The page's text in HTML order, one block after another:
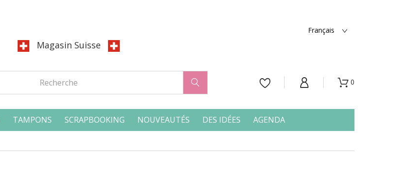
Français
Magasin Suisse
    0
TAMPONS SCRAPBOOKING NOUVEAUTÉS DES IDÉES AGENDA